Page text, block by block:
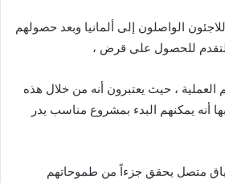
الواصلون إلى ألمانيا وبعد حصولهم
للحصول على قرض ،
العملية ، حيث يعتبرون أنه من خلال هذه
أنه يمكنهم البدء بمشروع مناسب يدر
متصل يحقق جزءاً من طموحاتهم